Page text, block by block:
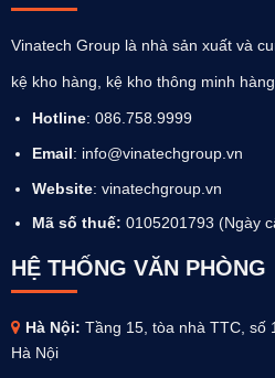
Vinatech Group là nhà sản xuất và
kệ kho hàng, kệ kho thông minh
Hotline: 086.758.9999
Email: info@vinatechgroup.vn
Website: vinatechgroup.vn
Mã số thuế: 0105201793 (Ngày
HỆ THỐNG VĂN PHÒNG
Hà Nội: Tầng 15, tòa nhà TTC, số
Hà Nội